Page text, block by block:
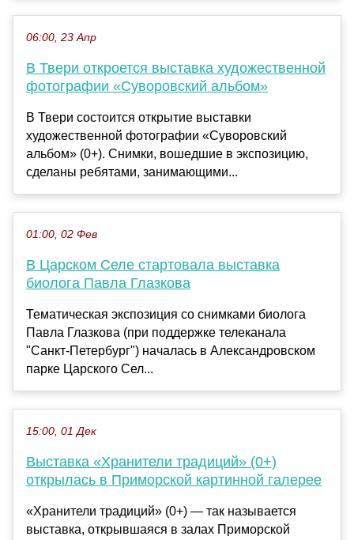
06:00, 23 Апр
В Твери откроется выставка художественной
фотографии «Суворовский альбом»
В Твери состоится открытие выставки
художественной фотографии «Суворовский
альбом» (0+). Снимки, вошедшие в экспозицию,
сделаны ребятами, занимающими...
01:00, 02 Фев
В Царском Селе стартовала выставка
биолога Павла Глазкова
Тематическая экспозиция со снимками биолога
Павла Глазкова (при поддержке телеканала
"Санкт-Петербург") началась в Александровском
парке Царского Сел...
15:00, 01 Дек
Выставка «Хранители традиций» (0+)
открылась в Приморской картинной галерее
«Хранители традиций» (0+) — так называется
выставка, открывшаяся в залах Приморской